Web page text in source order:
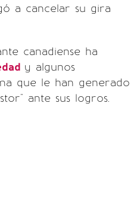
a cancelar su gira
canadiense ha
y algunos
que le han generado
ante sus logros.